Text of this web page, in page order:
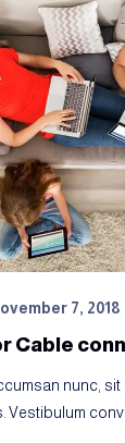
7, 2018
Cable
nunc,
Vestibulum